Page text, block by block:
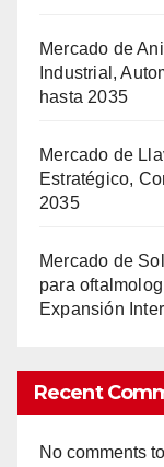
Mercado de
Industrial,
hasta 2035
Mercado de
Estratégico,
2035
Mercado de
para
Expansión
Recent
No comments